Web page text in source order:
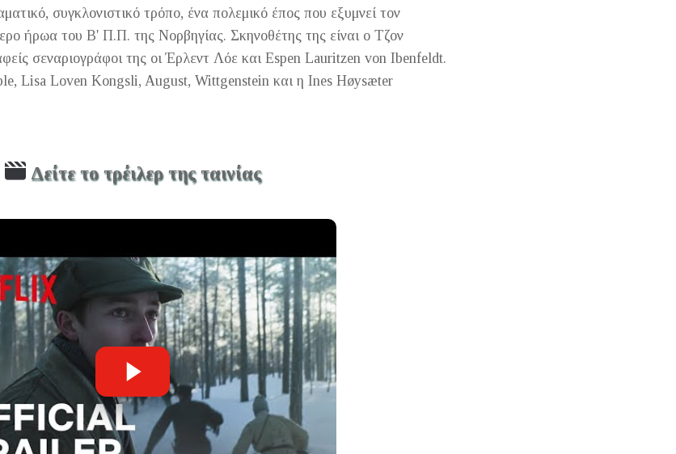
συγκλονιστικό τρόπο, ένα πολεμικό έπος που εξυμνεί τον
ήρωα του Β' Π.Π. της Νορβηγίας. Σκηνοθέτης της είναι ο Τζον
σεναριογράφοι της οι Έρλεντ Λόε και Espen Lauritzen von Ibenfeldt.
Lisa Loven Kongsli, August, Wittgenstein και η Ines Høysæter
Δείτε το τρέιλερ της ταινίας